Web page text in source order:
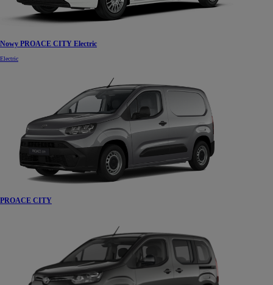
Nowy PROACE CITY Electric
Electric
PROACE CITY